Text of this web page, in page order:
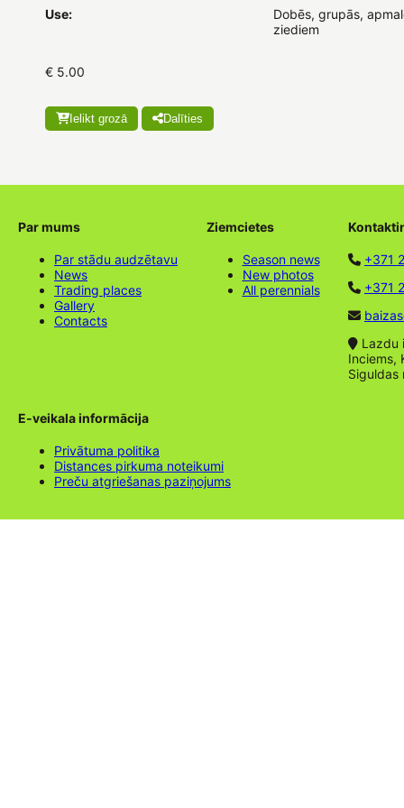
Use:
Dobēs, grupās,
ziediem
€ 5.00
Ielikt grozā Dalīties
Par mums
Par stādu audzētavu
News
Trading places
Gallery
Contacts
Ziemcietes
Season news
New photos
All perennials
+371
+371
Lazdu
Inciems,
Siguldas
E-veikala informācija
Privātuma politika
Distances pirkuma noteikumi
Preču atgriešanas paziņojums